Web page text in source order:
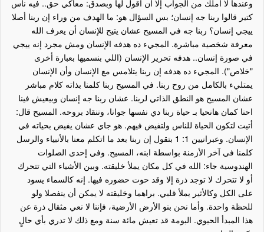
وعندها لا أملك من الجواب إلا أن أقول لها وبصدق: معاكي حق.. فيه ناس
كتير قالوا ربنا جه إنسان؛ بس السؤال هو: ما الهدف من وراء إن ربنا أصلا
ييجي إنسان؟ ربنا جه في المسيح عشان يتيح للإنسان أن يعرف الله
معرفة شخصية مباشرة. المجيء ده هدفه الإنسان ومش مجرد إنه ييجي
في صورة إنسان.. هدفه تحرير الإنسان (اللي بنسميها بعبارة أخرى
"خلاص"). المجيء ده هدفه إن ربنا يتلامس مع الإنسان وأن الإنسان
يمتليء بالكامل من روح ربنا. في المسيح ربنا كلمنا بذاته كلام مباشر
عشان المسيح هو النطق الذاتي لربنا. عشان ربنا جه إنسان وبيعيش فينا
احنا كمان هانحيا بـ حياة ربنا دي نفسها جوانا، وننقاد بروحه. المسيح قال:
أتيت لتكون الحياة للناس ولتفيض فيهم. هو جاي عشان يفيض بحياته في
الإنسان. وعبرانيين 1: 1 بتقول إن ربنا بعد ما اتكلم معنا بالأنبياء والرسل
كلمنا في آخر الأزمنة بواسطة ابنه، المسيح. وفي إحدى الصلوات
الهندوسية جاء: الله في كل مكان يملأ خليقته. وبين الأشياء التي تتحرك
أو لا تتحرك لا توجد ذرة إلا وقد حوت حضوره فيها. إنه كالسماء يسود
على الكل وكالأثير يملأ قلبي. براهما وخليقته لا يمكن أن ينفصلا ولو
للحظة واحدة. وأما نحن بنو الأرض الأرضية، فإننا لا نعي مثقال ذرة عن
هذا المبدأ الحيوي. البومة قد تعيش مائة سنة ومع ذلك لا تدري بأي حالٍ